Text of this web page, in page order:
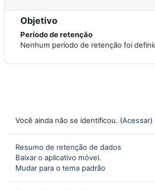
Objetivo
Período de retenção
Nenhum período de retenção foi
Você ainda não se identificou. (Acessar)
Resumo de retenção de dados
Baixar o aplicativo móvel.
Mudar para o tema padrão